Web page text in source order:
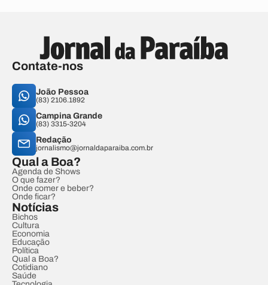
Contate-nos
João Pessoa
(83) 2106.1892
Campina Grande
(83) 3315-3204
Redação
jornalismo@jornaldaparaiba.com.br
Qual a Boa?
Agenda de Shows
O que fazer?
Onde comer e beber?
Onde ficar?
Notícias
Bichos
Cultura
Economia
Educação
Política
Qual a Boa?
Cotidiano
Saúde